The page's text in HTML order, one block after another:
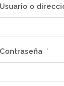
Usuario o
Contraseña *